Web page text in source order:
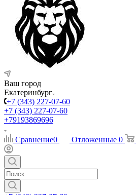
Ваш город
Екатеринбург
+7 (343) 227-07-60
+7 (343) 227-07-60
+79193869696
Сравнение0 Отложенные 0